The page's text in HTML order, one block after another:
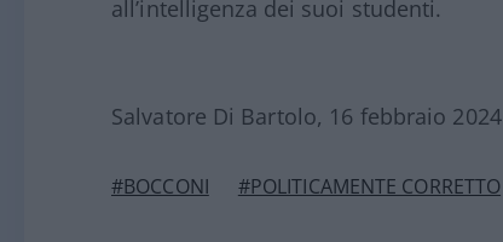
all’intelligenza dei suoi studenti.
Salvatore Di Bartolo, 16 febbraio 2024
#BOCCONI #POLITICAMENTE CORRETTO